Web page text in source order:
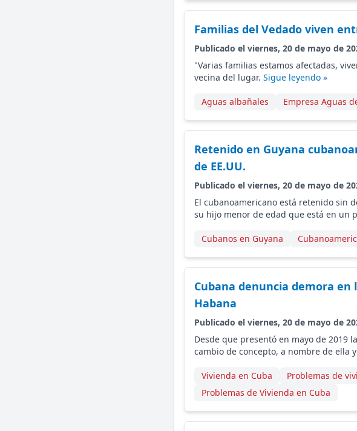
Familias del Vedado viven
Publicado el viernes, 20 de mayo de
"Varias familias estamos afectadas,
vecina del lugar. Sigue leyendo »
Aguas albañales Empresa Aguas
Retenido en Guyana
de EE.UU.
Publicado el viernes, 20 de mayo de
El cubanoamericano está retenido sin
su hijo menor de edad que está en un
Cubanos en Guyana
Cubana denuncia demora en
Habana
Publicado el viernes, 20 de mayo de
Desde que presentó en mayo de 2019
cambio de concepto, a nombre de ella
Vivienda en Cuba Problemas de
Problemas de Vivienda en Cuba